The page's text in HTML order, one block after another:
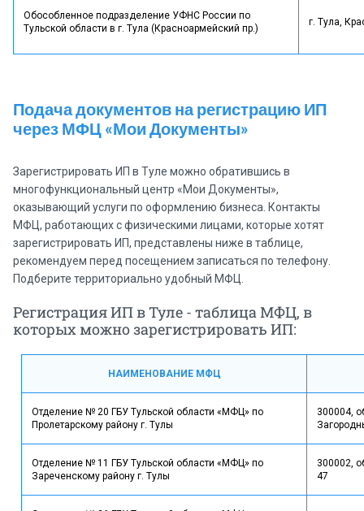
Обособленное подразделение УФНС России по
Тульской области в г. Тула (Красноармейский пр.)
г. Тула,
Подача документов на регистрацию ИП
через МФЦ «Мои Документы»
Зарегистрировать ИП в Туле можно обратившись в
многофункциональный центр «Мои Документы»,
оказывающий услуги по оформлению бизнеса. Контакты
МФЦ, работающих с физическими лицами, которые хотят
зарегистрировать ИП, представлены ниже в таблице,
рекомендуем перед посещением записаться по телефону.
Подберите территориально удобный МФЦ.
Регистрация ИП в Туле - таблица МФЦ, в
которых можно зарегистрировать ИП:
НАИМЕНОВАНИЕ МФЦ
Отделение № 20 ГБУ Тульской области «МФЦ» по
Пролетарскому району г. Тулы
300004,
Отделение № 11 ГБУ Тульской области «МФЦ» по
Зареченскому району г. Тулы
300002,
47